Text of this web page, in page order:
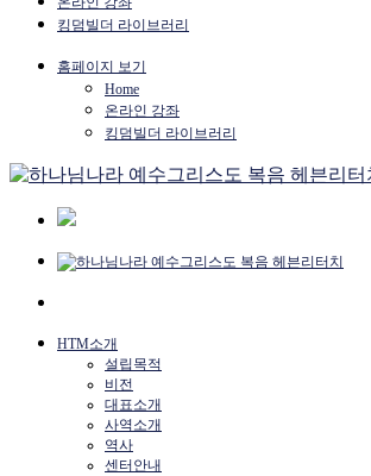
킹덤빌더 라이브러리
홈페이지 보기
Home
온라인 강좌
킹덤빌더 라이브러리
HTM소개
설립목적
비전
대표소개
사역소개
역사
센터안내